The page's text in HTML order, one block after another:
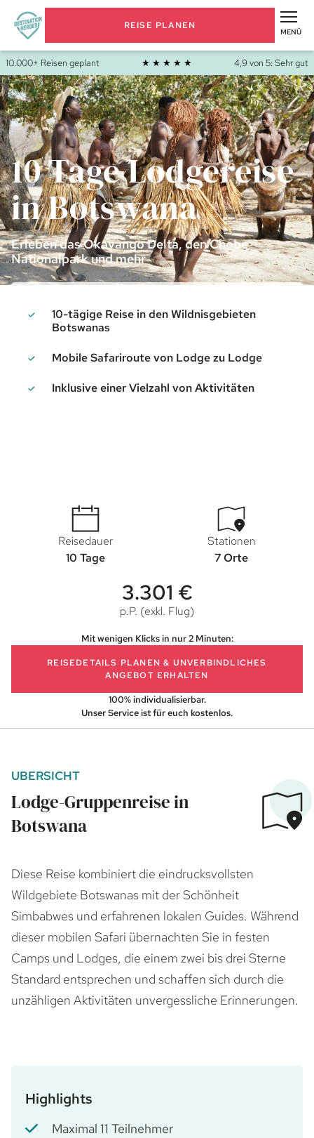
MENÜ
REISE PLANEN
10.000+ Reisen geplant ★ ★ ★ ★ ★ 4,9 von 5: Sehr gut
10 Tage Lodgereise
in Botswana
Erleben das Okavango Delta, den Chobe
Nationalpark und mehr
10-tägige Reise in den Wildnisgebieten
Botswanas
Mobile Safariroute von Lodge zu Lodge
Inklusive einer Vielzahl von Aktivitäten
Reisedauer
10 Tage
Stationen
7 Orte
3.301 €
p.P. (exkl. Flug)
Mit wenigen Klicks in nur 2 Minuten:
REISEDETAILS PLANEN& UNVERBINDLICHES
ANGEBOT ERHALTEN
100% individualisierbar.
Unser Service ist für euch kostenlos.
UBERSICHT
Lodge-Gruppenreise in
Botswana
Diese Reise kombiniert die eindrucksvollsten
Wildgebiete Botswanas mit der Schönheit
Simbabwes und erfahrenen lokalen Guides. Während
dieser mobilen Safari übernachten Sie in festen
Camps und Lodges, die einem zwei bis drei Sterne
Standard entsprechen und schaffen sich durch die
unzähligen Aktivitäten unvergessliche Erinnerungen.
Highlights
Maximal 11 Teilnehmer